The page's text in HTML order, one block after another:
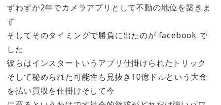
ずわずか2年でカメラアプリとして不動の地位を築きま
す
そしてそのタイミングで勝負に出たのが facebook で
した
彼らはインスタートいうアプリ仕掛けられたトリック
そして秘められた可能性も見抜き10億ドルという大金
を払い買収を仕掛けそして今